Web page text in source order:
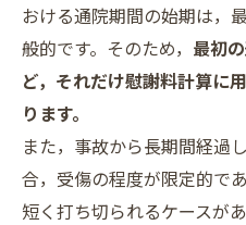
おける通院期間の始期は，
般的です。そのため， 最初
ど，それだけ慰謝料計算に
ります。
また，事故から長期間経過
合，受傷の程度が限定的で
短く打ち切られるケースが